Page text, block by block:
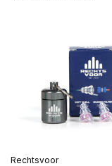
Rechtsvoor